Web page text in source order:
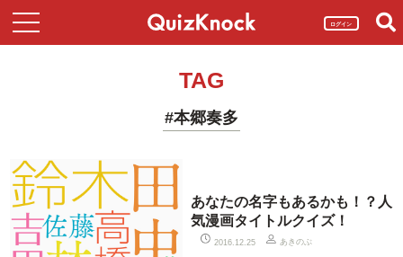
ログイン
TAG
#本郷奏多
あなたの名字もあるかも！？人
気漫画タイトルクイズ！
2016.12.25 あきのぶ